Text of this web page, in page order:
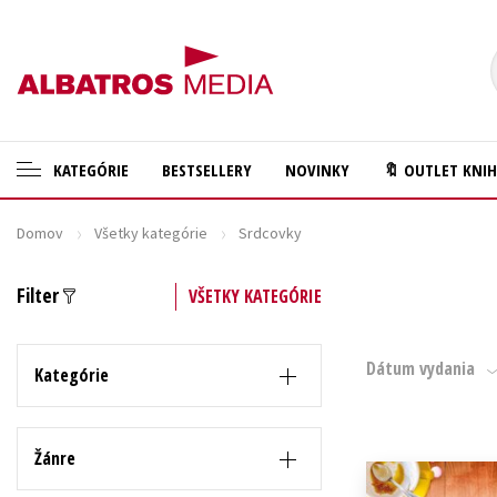
KATEGÓRIE
🛍️ Darčekové poukazy
✍️Knihy s podpisom
🔥 Výhodné predpredaje
🏷️ Zlacnené knihy
⚔️ Zaklínač na CD
Doplnkový sortiment
Ezoterika a duchovný svet
BESTSELLERY NOVINKY 🔖 OUTLET
Domov Všetky kategórie Srdcovky
VŠETKY KATEGÓRIE
Filter
Kategórie
Žánre
Dátum vydania